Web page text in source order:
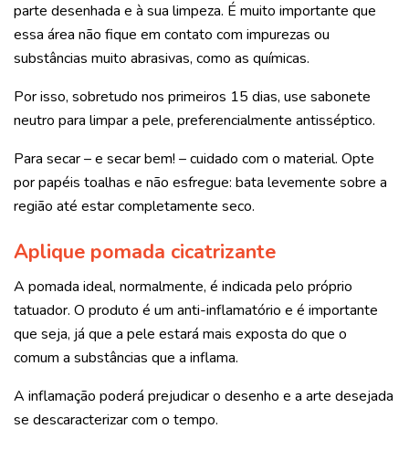
parte desenhada e à sua limpeza. É muito importante que
essa área não fique em contato com impurezas ou
substâncias muito abrasivas, como as químicas.
Por isso, sobretudo nos primeiros 15 dias, use sabonete
neutro para limpar a pele, preferencialmente antisséptico.
Para secar – e secar bem! – cuidado com o material. Opte
por papéis toalhas e não esfregue: bata levemente sobre a
região até estar completamente seco.
Aplique pomada cicatrizante
A pomada ideal, normalmente, é indicada pelo próprio
tatuador. O produto é um anti-inflamatório e é importante
que seja, já que a pele estará mais exposta do que o
comum a substâncias que a inflama.
A inflamação poderá prejudicar o desenho e a arte desejada
se descaracterizar com o tempo.